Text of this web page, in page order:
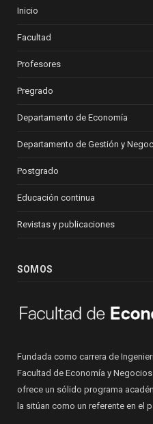
Inicio
Facultad
Profesores
Pregrado
Departamento de Economía
Departamento de Gestión y
Postgrado
Educación continua
Revistas y publicaciones
SOMOS
Fundada como carrera de
Facultad de Economía y
ofrece un sólido programa
la sitúan como un referente en el